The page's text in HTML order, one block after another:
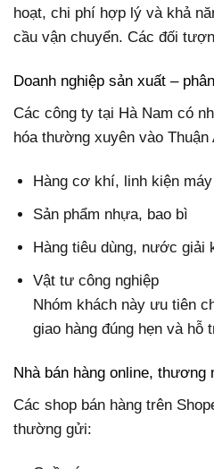
hoạt, chi phí hợp lý và khả
cầu vận chuyển. Các đối
Doanh nghiệp sản xuất –
Các công ty tại Hà Nam có
hóa thường xuyên vào
Hàng cơ khí, linh kiện
Sản phẩm nhựa, bao bì
Hàng tiêu dùng, nước giải
Vật tư công nghiệp
Nhóm khách này ưu tiên
giao hàng đúng hẹn và hỗ
Nhà bán hàng online, thương
Các shop bán hàng trên
thường gửi: